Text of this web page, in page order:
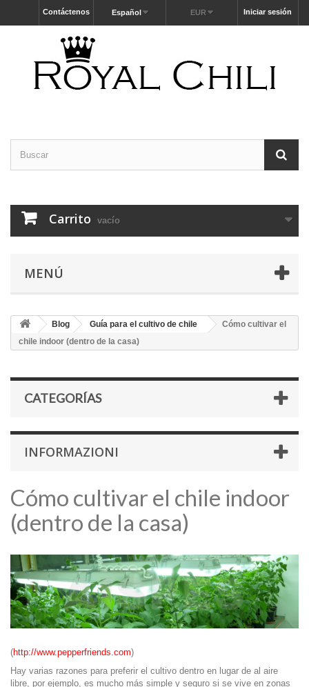
Iniciar sesión
EUR
Español
Contáctenos
Carrito vacío
MENÚ
Blog Guía para el cultivo de chile
Cómo cultivar el
chile indoor (dentro de la casa)
CATEGORÍAS
INFORMAZIONI
Cómo cultivar el chile indoor
(dentro de la casa)
(http://www.pepperfriends.com)
Hay varias razones para preferir el cultivo dentro en lugar de al aire
libre, por ejemplo, es mucho más simple y seguro si se vive en zonas